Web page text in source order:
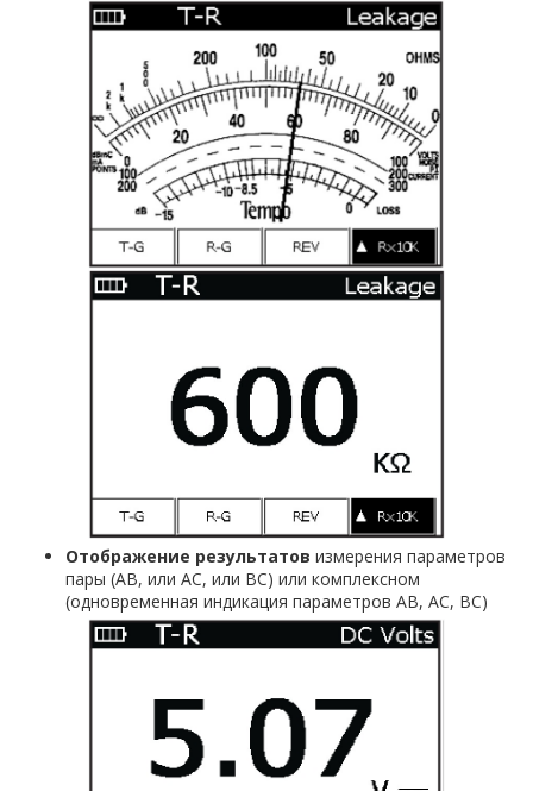
Отображение результатов измерения параметров
пары (АВ, или АС, или ВС) или комплексном
(одновременная индикация параметров АВ, АС, ВС)